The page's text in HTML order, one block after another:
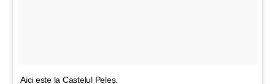
Aici este la Castelul Peleș.